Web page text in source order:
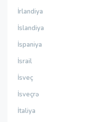
İrlandiya
İslandiya
İspaniya
İsrail
İsveç
İsveçrə
İtaliya